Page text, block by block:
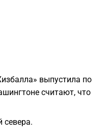
выпустила по
считают, что
севера.